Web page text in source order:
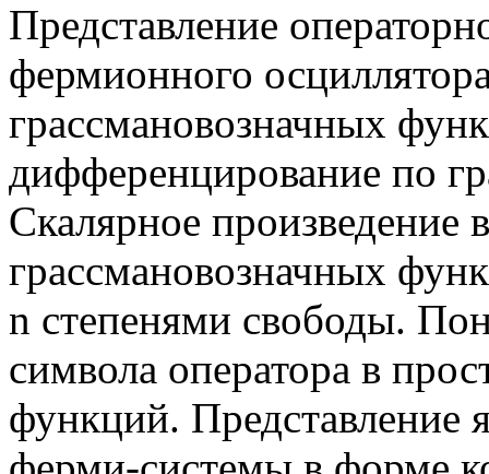
Представление
фермионного
грассмановозначных
дифференцирование по
Скалярное произведение
грассмановозначных
n степенями свободы.
символа оператора в
функций. Представление